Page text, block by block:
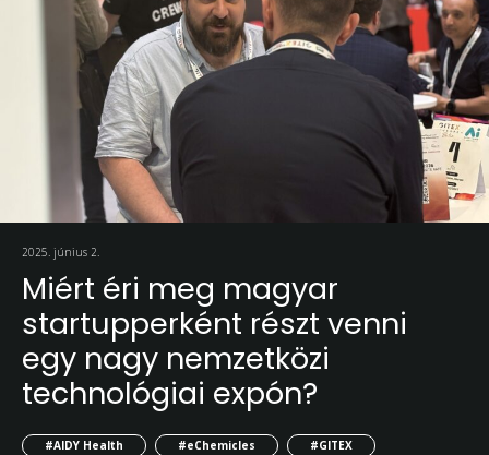
2025. június 2.
Miért éri meg magyar
startupperként részt venni
egy nagy nemzetközi
technológiai expón?
#AIDY Health #eChemicles
#GITEX